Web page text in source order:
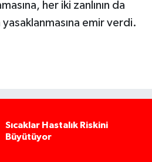
her iki zanlının da
yasaklanmasına emir verdi.
Sıcaklar Hastalık Riskini
Büyütüyor